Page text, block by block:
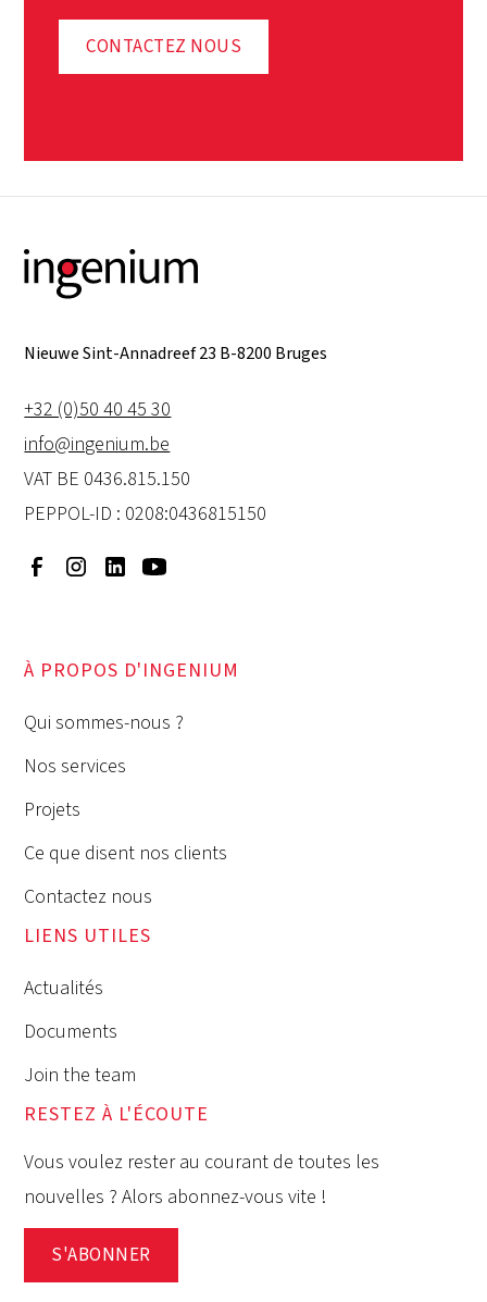
CONTACTEZ NOUS
Nieuwe Sint-Annadreef 23 B-8200 Bruges
+32 (0)50 40 45 30
info@ingenium.be
VAT BE 0436.815.150
PEPPOL-ID : 0208:0436815150
À PROPOS D'INGENIUM
Qui sommes-nous ?
Nos services
Projets
Ce que disent nos clients
Contactez nous
LIENS UTILES
Actualités
Documents
Join the team
RESTEZ À L'ÉCOUTE
Vous voulez rester au courant de toutes les
nouvelles ? Alors abonnez-vous vite !
S'ABONNER